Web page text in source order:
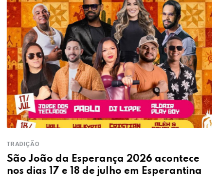
TRADIÇÃO
São João da Esperança 2026 acontece
nos dias 17 e 18 de julho em Esperantina